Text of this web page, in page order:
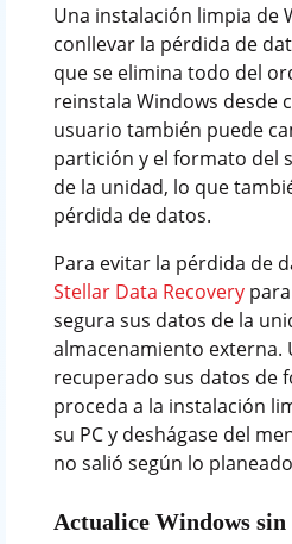
Una instalación limpia de
conllevar la pérdida de
que se elimina todo del
reinstala Windows desde
usuario también puede
partición y el formato del
de la unidad, lo que
pérdida de datos.
Para evitar la pérdida de
Stellar Data Recoverypara
segura sus datos de la
almacenamiento externa.
recuperado sus datos de
proceda a la instalación
su PC y deshágase del
no salió según lo
Actualice Windows